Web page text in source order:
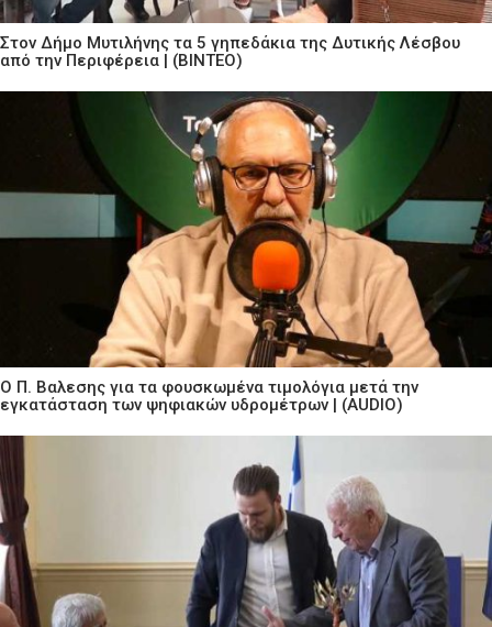
Στον Δήμο Μυτιλήνης τα 5 γηπεδάκια της Δυτικής Λέσβου
από την Περιφέρεια | (ΒΙΝΤΕΟ)
Ο Π. Βαλεσης για τα φουσκωμένα τιμολόγια μετά την
εγκατάσταση των ψηφιακών υδρομέτρων | (AUDIO)